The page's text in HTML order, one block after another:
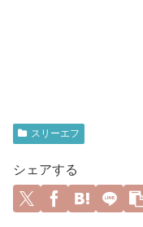
スリーエフ
シェアする